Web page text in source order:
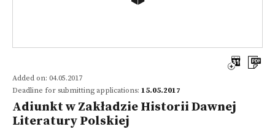
Added on: 04.05.2017
Deadline for submitting applications: 15.05.2017
Adiunkt w Zakładzie Historii Dawnej
Literatury Polskiej